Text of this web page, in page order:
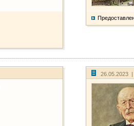
26.05.2023